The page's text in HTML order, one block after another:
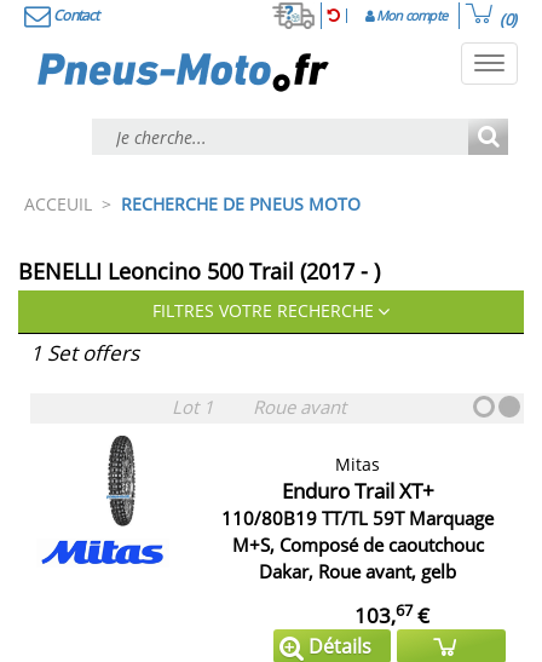
Contact Mon compte (0)
ACCEUIL > RECHERCHE DE PNEUS MOTO
BENELLI Leoncino 500 Trail (2017 - )
FILTRES VOTRE RECHERCHE
1 Set offers
Lot 1 Roue avant
Mitas
Enduro Trail XT+
110/80B19 TT/TL 59T Marquage
M+S, Composé de caoutchouc
Dakar, Roue avant, gelb
103,67€
Détails